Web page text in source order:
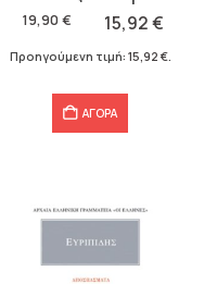
19,90 €
was:
19,90 €.
15,92€
τιμή
είναι:
Προηγούμενη τιμή: 15,92 €.
ΑΓΟΡΑ